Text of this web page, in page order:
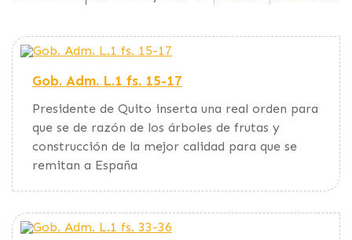
Gob. Adm. L.1 fs. 15-17
Presidente de Quito inserta una real orden para
que se de razón de los árboles de frutas y
construcción de la mejor calidad para que se
remitan a España